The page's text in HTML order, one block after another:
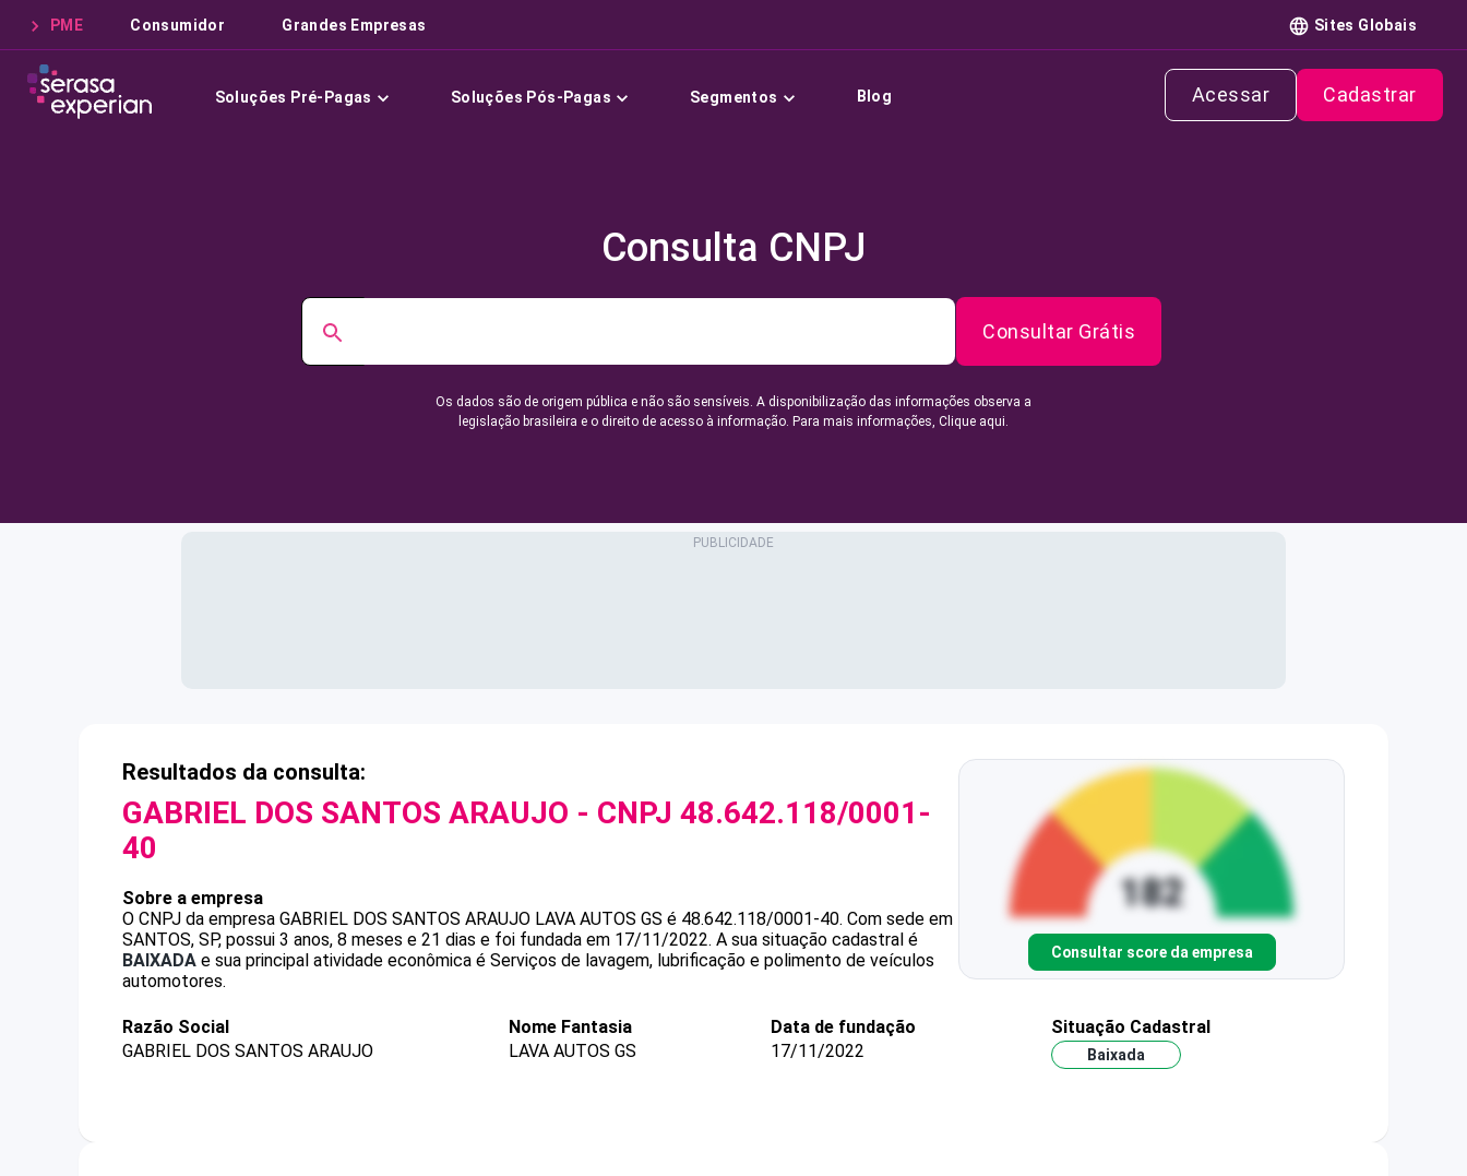
PME Consumidor Grandes Empresas Sites Globais
Soluções Pré-Pagas Soluções Pós-Pagas Segmentos Blog Acessar Cadastrar
Consulta CNPJ
Consultar Grátis
Os dados são de origem pública e não são sensíveis. A disponibilização das informações observa a
legislação brasileira e o direito de acesso à informação. Para mais informações, Clique aqui.
Resultados da consulta:
GABRIEL DOS SANTOS ARAUJO - CNPJ 48.642.118/0001-
40
Sobre a empresa
O CNPJ da empresa GABRIEL DOS SANTOS ARAUJO LAVA AUTOS GS é 48.642.118/0001-40. Com sede em
SANTOS, SP, possui 3 anos, 8 meses e 21 dias e foi fundada em 17/11/2022. A sua situação cadastral é
BAIXADA e sua principal atividade econômica é Serviços de lavagem, lubrificação e polimento de veículos
automotores.
Consultar score da empresa
Razão Social
GABRIEL DOS SANTOS ARAUJO
Nome Fantasia
LAVA AUTOS GS
Data de fundação
17/11/2022
Situação Cadastral
Baixada